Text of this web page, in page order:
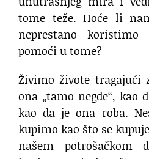
tome teže. Hoće li
neprestano koristimo
pomoći u tome?
Živimo živote tragajući
ona „tamo negde“, kao
kao da je ona roba.
kupimo kao što se
našem potrošačkom